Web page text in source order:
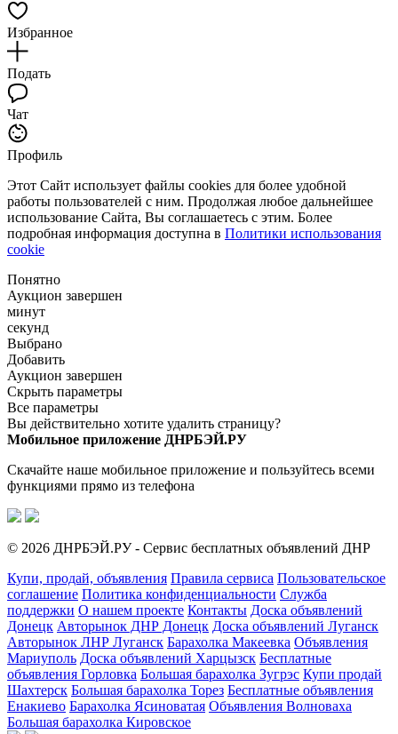
Избранное
Подать
Чат
Профиль
Этот Сайт использует файлы cookies для более удобной
работы пользователей с ним. Продолжая любое дальнейшее
использование Сайта, Вы соглашаетесь с этим. Более
подробная информация доступна в Политики использования
cookie
Понятно
Аукцион завершен
минут
секунд
Выбрано
Добавить
Аукцион завершен
Скрыть параметры
Все параметры
Вы действительно хотите удалить страницу?
Мобильное приложение ДНРБЭЙ.РУ
Скачайте наше мобильное приложение и пользуйтесь всеми
функциями прямо из телефона
© 2026 ДНРБЭЙ.РУ - Сервис бесплатных объявлений ДНР
Купи, продай, объявления Правила сервиса Пользовательское
соглашение Политика конфиденциальности Служба
поддержки О нашем проекте Контакты Доска объявлений
Донецк Авторынок ДНР Донецк Доска объявлений Луганск
Авторынок ЛНР Луганск Барахолка Макеевка Объявления
Мариуполь Доска объявлений Харцызск Бесплатные
объявления Горловка Большая барахолка Зугрэс Купи продай
Шахтерск Большая барахолка Торез Бесплатные объявления
Енакиево Барахолка Ясиноватая Объявления Волноваха
Большая барахолка Кировское